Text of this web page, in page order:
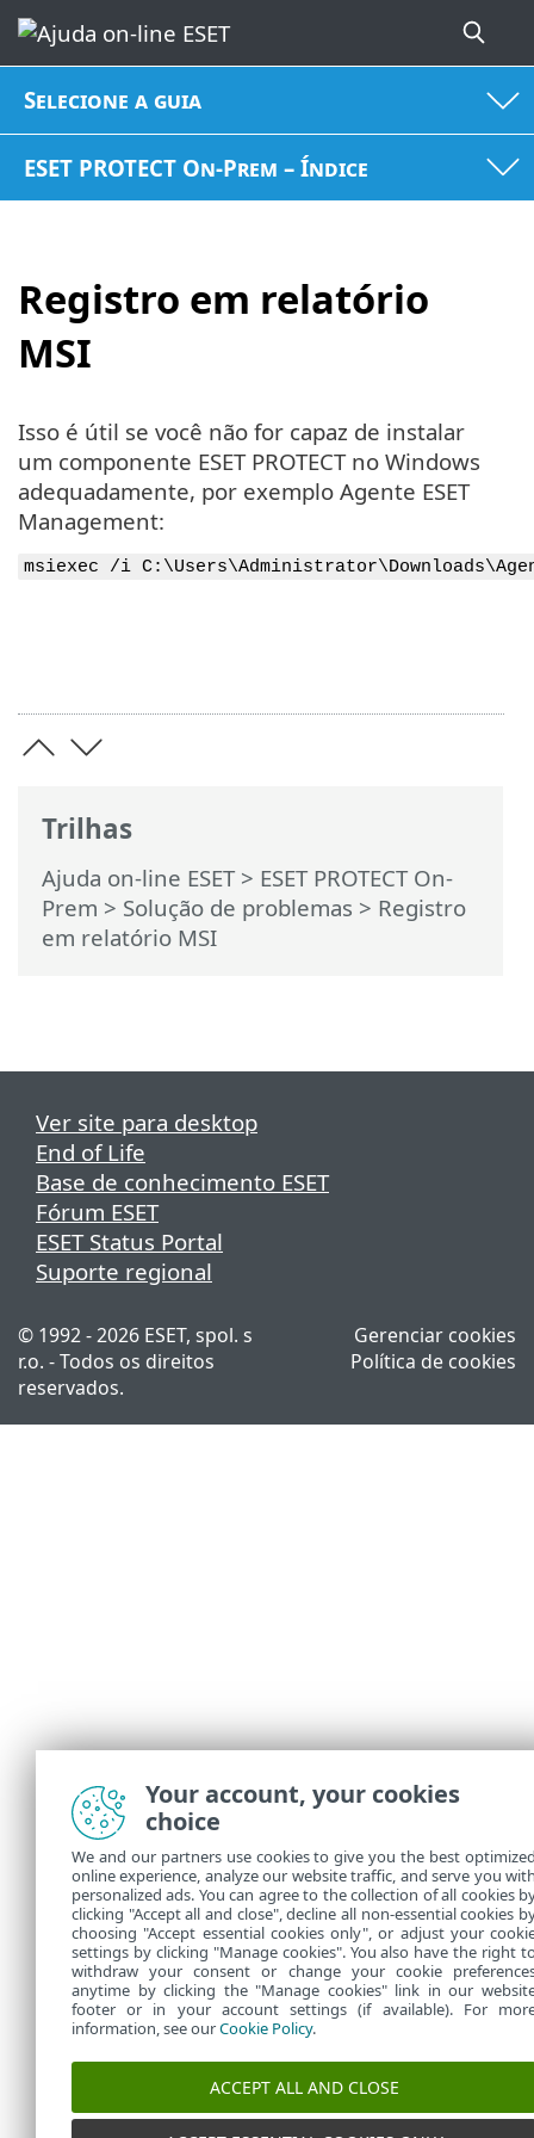
Selecione a guia
ESET PROTECT On-Prem – Índice
Registro em relatório
MSI
Trilhas
Ajuda on-line ESET> ESET PROTECT On-
Prem > Solução de problemas > Registro
em relatório MSI
Isso é útil se você não for capaz de instalar
um componente ESET PROTECT no Windows
adequadamente, por exemplo Agente ESET
Management:
msiexec /i
Ver site para desktop
End of Life
Base de conhecimento ESET
Fórum ESET
ESET Status Portal
Suporte regional
© 1992 - 2026 ESET, spol. s
r.o. - Todos os direitos
reservados.
Gerenciar cookies
Política de cookies
Your account, your cookies
choice
We and our partners use cookies to give you the best
online experience, analyze our website traffic, and serve you
personalized ads. You can agree to the collection of all cookies
clicking "Accept all and close", decline all non-essential cookies
choosing "Accept essential cookies only", or adjust your
settings by clicking "Manage cookies". You also have the right
withdraw your consent or change your cookie
anytime by clicking the "Manage cookies" link in our
footer or in your account settings (if available). For
information, see ourCookie Policy.
ACCEPT ALL AND CLOSE